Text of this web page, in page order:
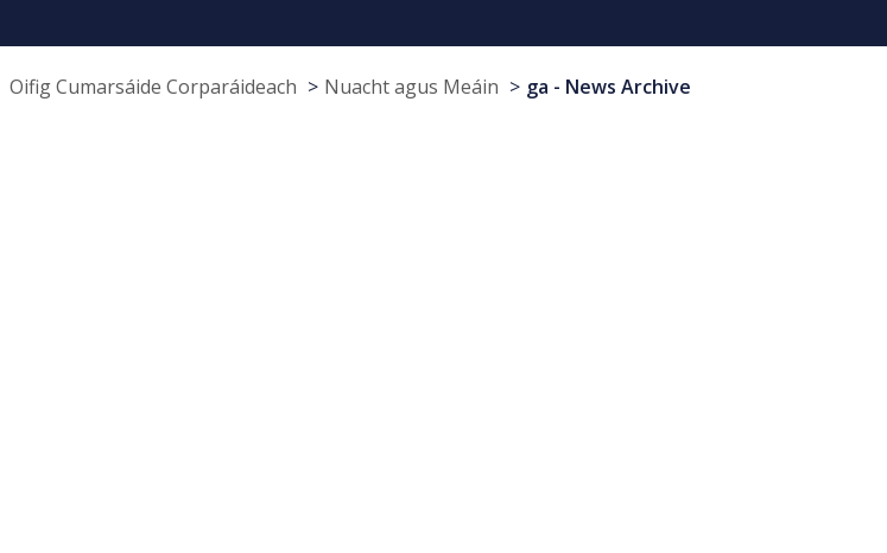
Oifig Cumarsáide Corparáideach Nuacht agus Meáin
ga - News Archive